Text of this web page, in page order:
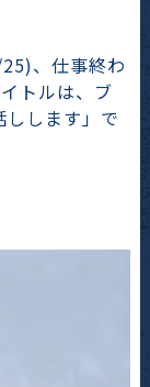
、仕事終わ
トルは、ブ
します」で